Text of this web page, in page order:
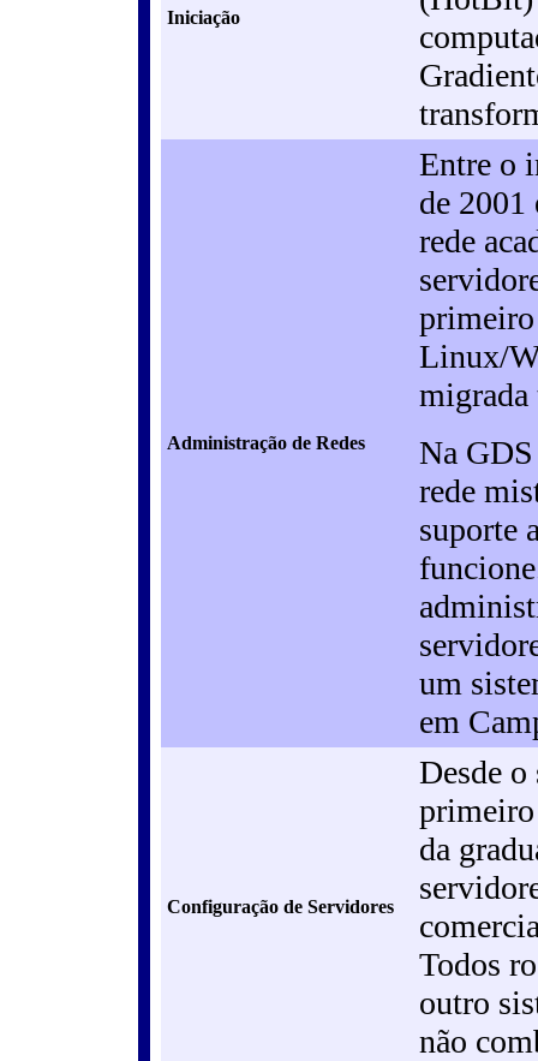
Iniciação
Administração de Redes
Entre o
de 2001
rede
primeiro
Linux/
Na
rede
suporte
um
em
Configuração de Servidores
Desde o
primeiro
da
Todos
outro
não